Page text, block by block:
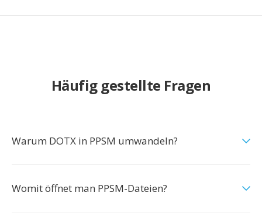
Häufig gestellte Fragen
Warum DOTX in PPSM umwandeln?
Womit öffnet man PPSM-Dateien?